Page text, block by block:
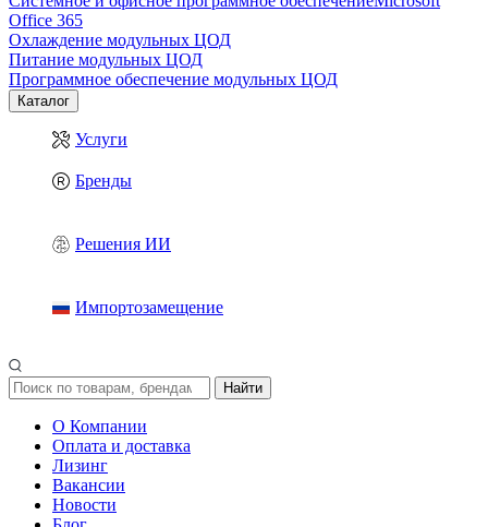
Office 365
Охлаждение модульных ЦОД
Питание модульных ЦОД
Программное обеспечение модульных ЦОД
Каталог
Услуги
Бренды
Решения ИИ
Импортозамещение
Найти
О Компании
Оплата и доставка
Лизинг
Вакансии
Новости